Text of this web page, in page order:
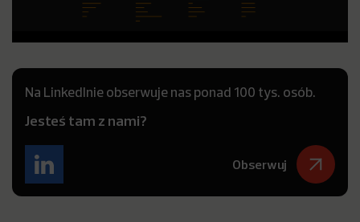
Na LinkedInie obserwuje nas ponad 100 tys. osób.
Jesteś tam z nami?
Obserwuj